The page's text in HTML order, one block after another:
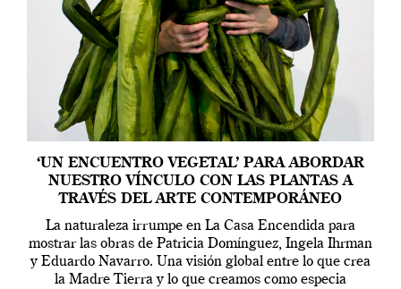
‘UN ENCUENTRO VEGETAL’ PARA ABORDAR
NUESTRO VÍNCULO CON LAS PLANTAS A
TRAVÉS DEL ARTE CONTEMPORÁNEO
La naturaleza irrumpe en La Casa Encendida para
mostrar las obras de Patricia Domínguez, Ingela Ihrman
y Eduardo Navarro. Una visión global entre lo que crea
la Madre Tierra y lo que creamos como especia